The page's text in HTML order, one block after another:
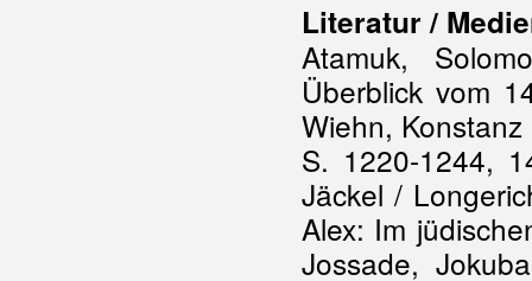
Literatur /
Atamuk,
Überblick vom
Wiehn,
S. 1220-1244,
Jäckel /
Alex: Im
Jossade,